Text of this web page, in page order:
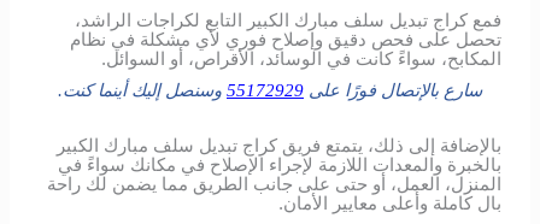
فمع كراج تبديل سلف مبارك الكبير التابع لكراجات الراشد،
تحصل على فحص دقيق وإصلاح فوري لأي مشكلة في نظام
المكابح، سواءً كانت في الوسائد، الأقراص، أو السوائل.
سارع بالإتصال فورًا على 55172929 وسنصل إليك أينما كنت.
بالإضافة إلى ذلك، يتمتع فريق كراج تبديل سلف مبارك الكبير
بالخبرة والمعدات اللازمة لإجراء الإصلاح في مكانك سواءً في
المنزل، العمل، أو حتى على جانب الطريق مما يضمن لك راحة
بال كاملة وأعلى معايير الأمان.